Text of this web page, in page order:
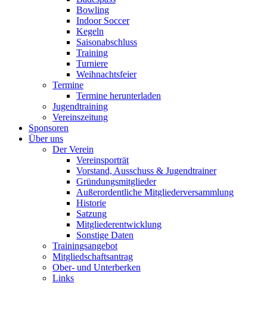
Bowling
Indoor Soccer
Kegeln
Saisonabschluss
Training
Turniere
Weihnachtsfeier
Termine
Termine herunterladen
Jugendtraining
Vereinszeitung
Sponsoren
Über uns
Der Verein
Vereinsporträt
Vorstand, Ausschuss & Jugendtrainer
Gründungsmitglieder
Außerordentliche Mitgliederversammlung
Historie
Satzung
Mitgliederentwicklung
Sonstige Daten
Trainingsangebot
Mitgliedschaftsantrag
Ober- und Unterberken
Links